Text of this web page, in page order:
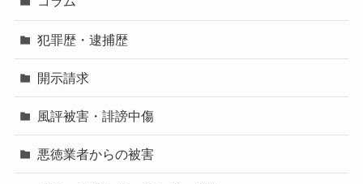
犯罪歴・逮捕歴
開示請求
風評被害・誹謗中傷
悪徳業者からの被害